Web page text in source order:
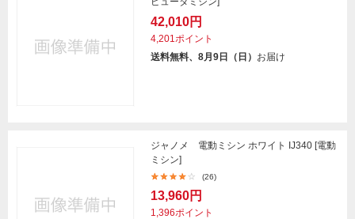
42,010円
4,201ポイント
送料無料、8月9日（日） お届け
ジャノメ 電動ミシン ホワイト IJ340 [電動
ミシン]
(26)
13,960円
1,396ポイント